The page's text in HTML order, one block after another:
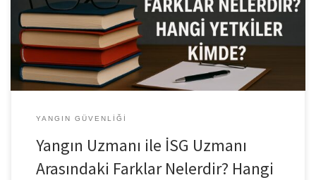
ikisi olan “Yangın Uzmanı” ve “İSG Uzmanı”, zaman zaman
karıştırılsa da görev, yetki ve sorumluluk alanları bakımından
birbirinden oldukça farklıdır. Özellikle 2025 […]
YANGIN GÜVENLIĞI
Yangın Uzmanı ile İSG Uzmanı
Arasındaki Farklar Nelerdir? Hangi